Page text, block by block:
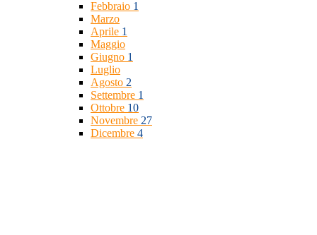
Febbraio 1
Marzo
Aprile 1
Maggio
Giugno 1
Luglio
Agosto 2
Settembre 1
Ottobre 10
Novembre 27
Dicembre 4